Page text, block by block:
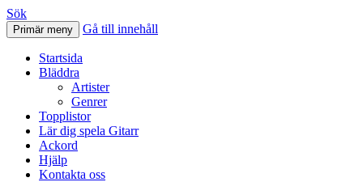
Svenskatabs.se
Sök
Primär meny Gå till innehåll
Startsida
Bläddra
Artister
Genrer
Topplistor
Lär dig spela Gitarr
Ackord
Hjälp
Kontakta oss